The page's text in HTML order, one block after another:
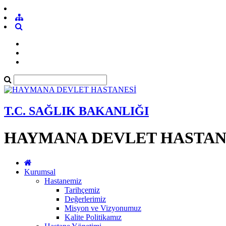
T.C. SAĞLIK BAKANLIĞI
HAYMANA DEVLET
Kurumsal
Hastanemiz
Tarihçemiz
Değerlerimiz
Misyon ve Vizyonumuz
Kalite Politikamız